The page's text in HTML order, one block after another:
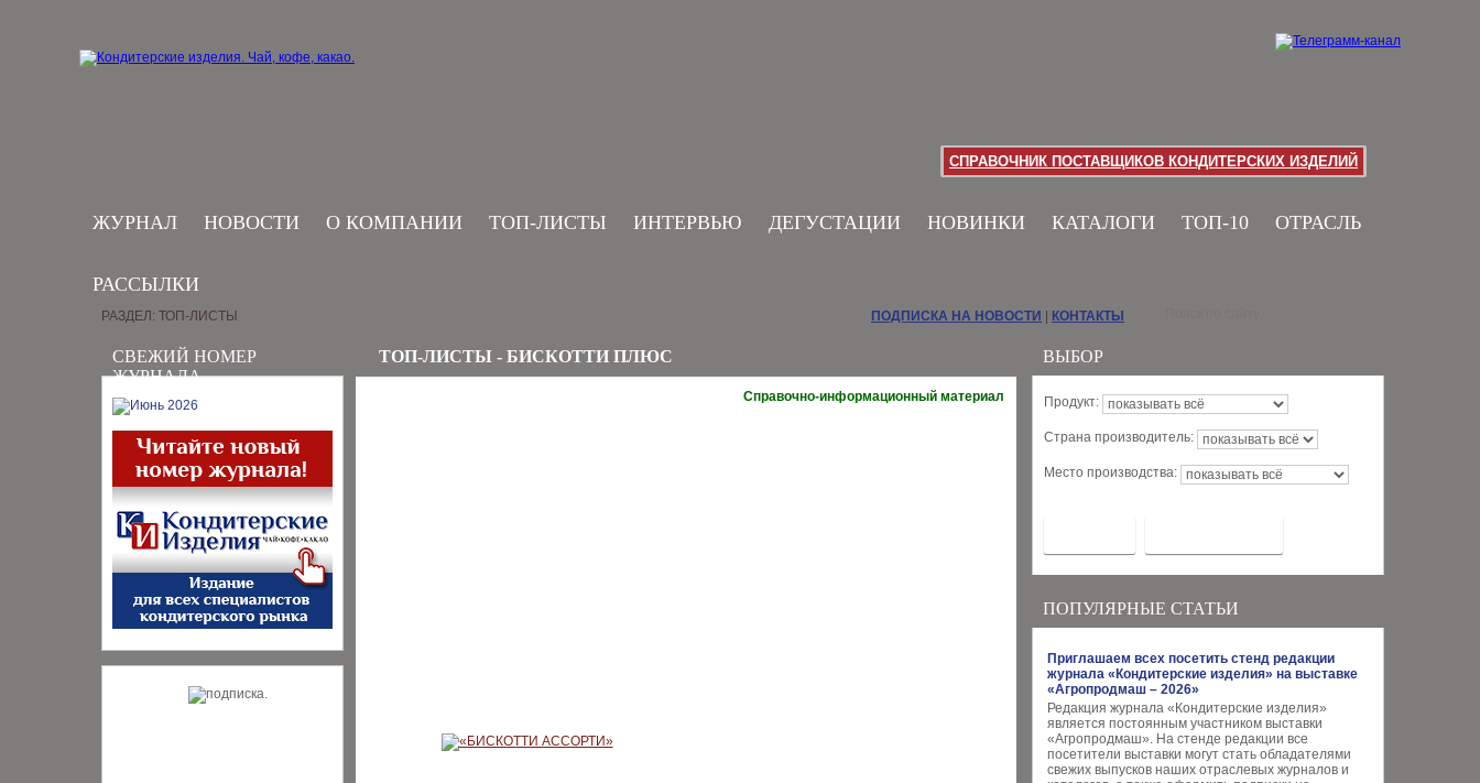
СПРАВОЧНИК ПОСТАВЩИКОВ КОНДИТЕРСКИХ ИЗДЕЛИЙ
ЖУРНАЛ НОВОСТИ О КОМПАНИИ ТОП-ЛИСТЫ ИНТЕРВЬЮ ДЕГУСТАЦИИ НОВИНКИ КАТАЛОГИ ТОП-10 ОТРАСЛЬ
РАССЫЛКИ
СВЕЖИЙ НОМЕР
ЖУРНАЛА
ВЫБОР
Продукт:
Страна производитель:
Место производства:
ПОПУЛЯРНЫЕ СТАТЬИ
Приглашаем всех посетить стенд редакции
журнала «Кондитерские изделия» на выставке
«Агропродмаш – 2026»
Редакция журнала «Кондитерские изделия»
является постоянным участником выставки
«Агропродмаш». На стенде редакции все
посетители выставки могут стать обладателями
свежих выпусков наших отраслевых журналов и
РАЗДЕЛ: ТОП-ЛИСТЫ ПОДПИСКА НА НОВОСТИ КОНТАКТЫ
ТОП-ЛИСТЫ - БИСКОТТИ ПЛЮС
Справочно-информационный материал